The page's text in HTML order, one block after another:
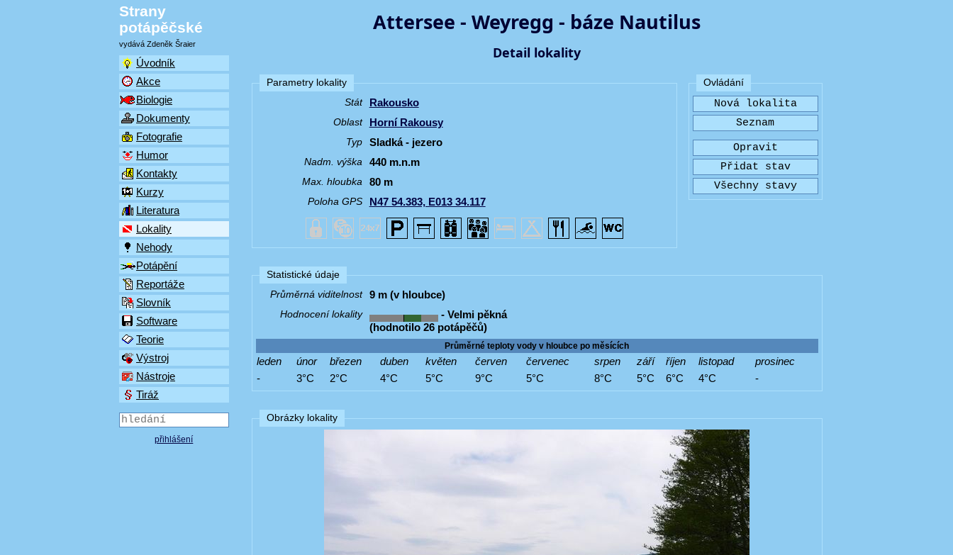
Strany
potápěčské
vydává Zdeněk Šraier
Úvodník
Akce
Biologie
Dokumenty
Fotografie
Humor
Kontakty
Kurzy
Literatura
Lokality
Nehody
Potápění
Reportáže
Slovník
Software
Teorie
Výstroj
Nástroje
Tiráž
přihlášení
Attersee - Weyregg - báze Nautilus
Detail lokality
Ovládání
Parametry lokality
Stát
Rakousko
Oblast Horní Rakousy
Typ Sladká - jezero
Nadm. výška 440 m.n.m
Max. hloubka 80 m
Poloha GPS N47 54.383, E013 34.117
Statistické údaje
Průměrná viditelnost
9 m (v hloubce)
Hodnocení lokality
- Velmi pěkná
(hodnotilo 26 potápěčů)
Průměrné teploty vody v hloubce po měsících
leden únor březen duben květen červen červenec srpen září říjen listopad
prosinec
-
3°C 2°C 4°C 5°C 9°C 5°C 8°C 5°C 6°C 4°C -
Obrázky lokality